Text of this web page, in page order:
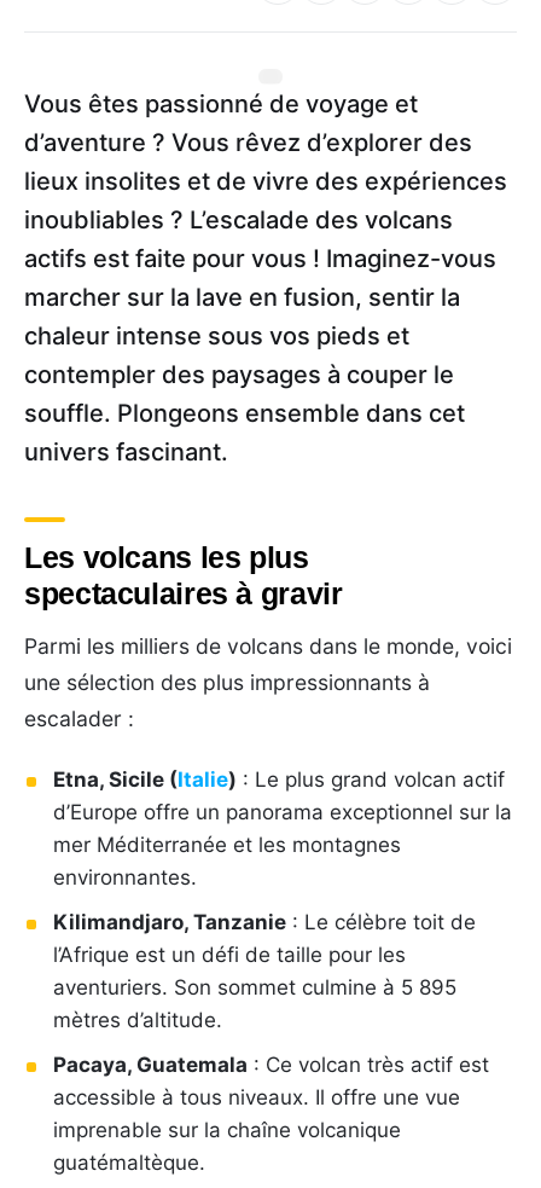
Vous êtes passionné de voyage et
d’aventure ? Vous rêvez d’explorer des
lieux insolites et de vivre des expériences
inoubliables ? L’escalade des volcans
actifs est faite pour vous ! Imaginez-vous
marcher sur la lave en fusion, sentir la
chaleur intense sous vos pieds et
contempler des paysages à couper le
souffle. Plongeons ensemble dans cet
univers fascinant.
Les volcans les plus
spectaculaires à gravir
Parmi les milliers de volcans dans le monde, voici
une sélection des plus impressionnants à
escalader :
Etna, Sicile (Italie) : Le plus grand volcan actif
d’Europe offre un panorama exceptionnel sur la
mer Méditerranée et les montagnes
environnantes.
Kilimandjaro, Tanzanie : Le célèbre toit de
l’Afrique est un défi de taille pour les
aventuriers. Son sommet culmine à 5 895
mètres d’altitude.
Pacaya, Guatemala : Ce volcan très actif est
accessible à tous niveaux. Il offre une vue
imprenable sur la chaîne volcanique
guatémaltèque.